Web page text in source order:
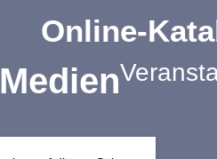
Online-
Medien